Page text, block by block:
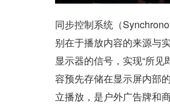
同步控制系统（
别在于播放内容的来源与
显示器的信号，实现“所
容预先存储在显示屏内部
立播放，是户外广告牌和